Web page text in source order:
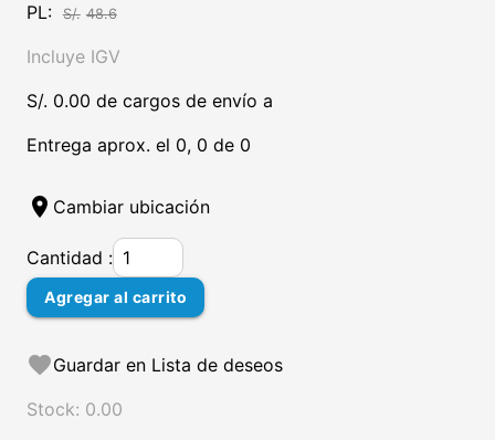
PL: S/. 48.6
Incluye IGV
S/. 0.00 de cargos de envío a
Entrega aprox. el 0, 0 de 0
location_on Cambiar ubicación
Cantidad :
Agregar al carrito
favoriteGuardar en Lista de deseos
Stock: 0.00